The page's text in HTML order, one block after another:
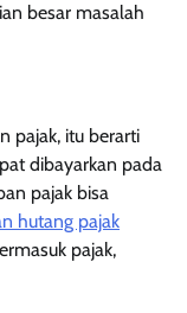
besar masalah
pajak, itu berarti
dibayarkan pada
pajak bisa
hutang pajak
pajak,